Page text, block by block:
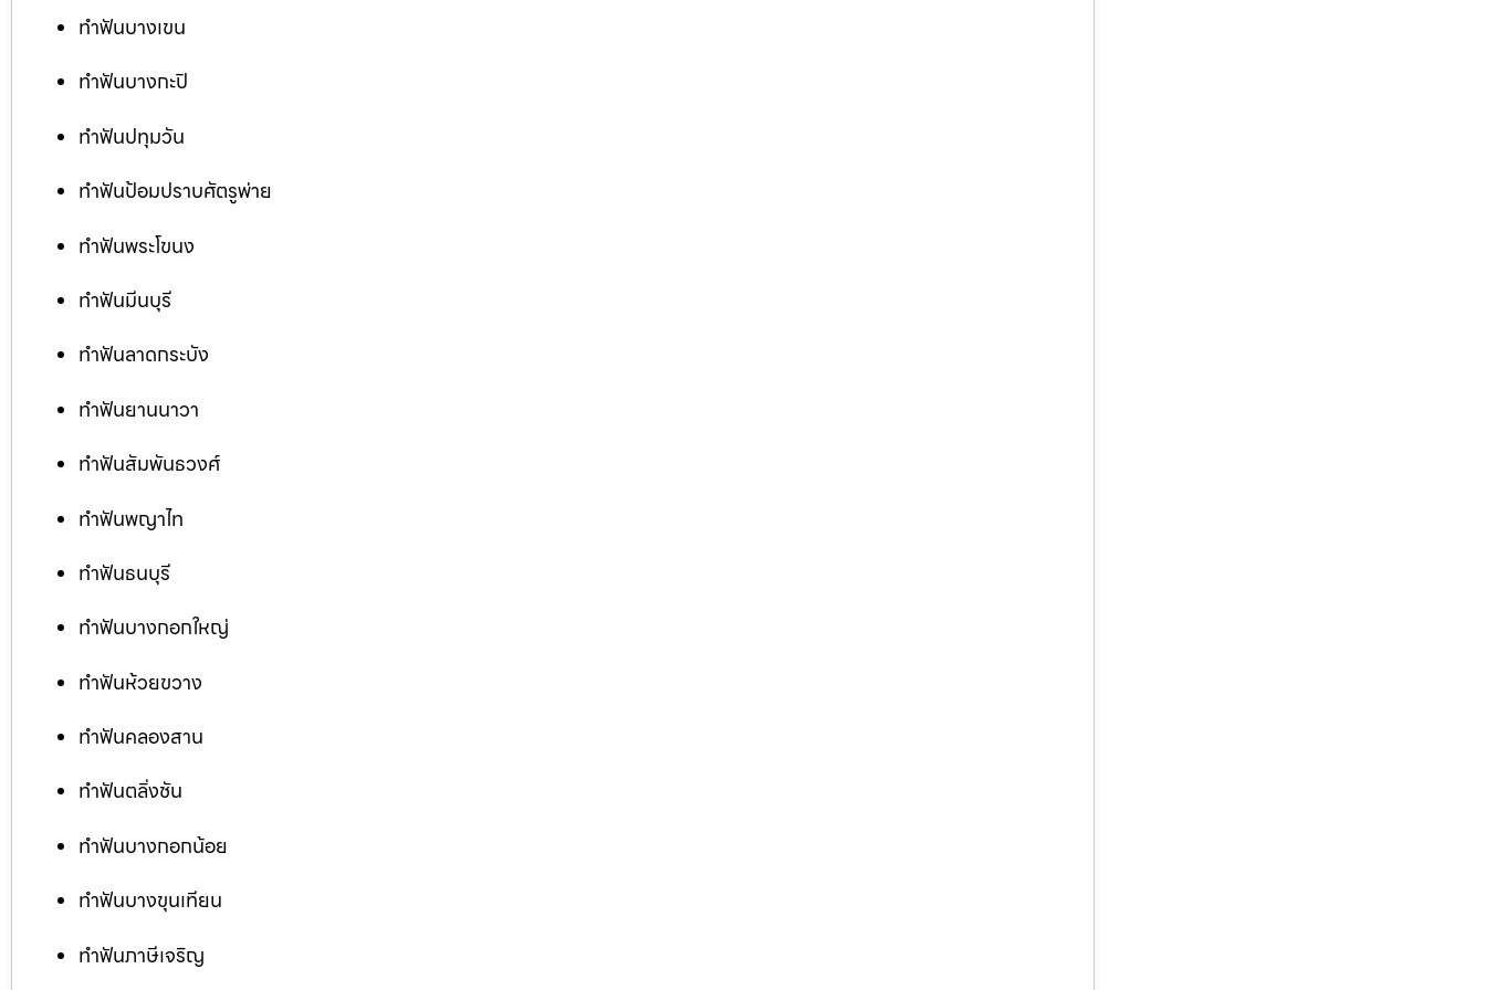
ทำฟันบางเขน
ทำฟันบางกะปิ
ทำฟันปทุมวัน
ทำฟันป้อมปราบศัตรูพ่าย
ทำฟันพระโขนง
ทำฟันมีนบุรี
ทำฟันลาดกระบัง
ทำฟันยานนาวา
ทำฟันสัมพันธวงศ์
ทำฟันพญาไท
ทำฟันธนบุรี
ทำฟันบางกอกใหญ่
ทำฟันห้วยขวาง
ทำฟันคลองสาน
ทำฟันตลิ่งชัน
ทำฟันบางกอกน้อย
ทำฟันบางขุนเทียน
ทำฟันภาษีเจริญ